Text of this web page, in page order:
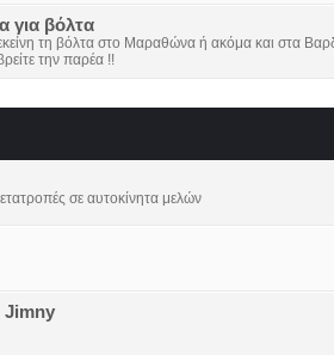
για βόλτα
τη βόλτα στο Μαραθώνα ή ακόμα και στα
την παρέα !!
σε αυτοκίνητα μελών
Jimny